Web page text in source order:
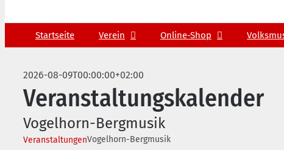
Startseite Verein Online-Shop
2026-08-09T00:00:00+02:00
Veranstaltungskalender
Vogelhorn-Bergmusik
VeranstaltungenVogelhorn-Bergmusik